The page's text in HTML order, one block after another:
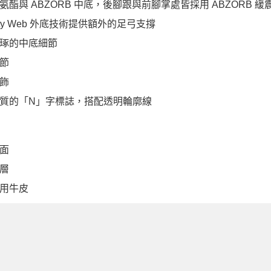
酯與 ABZORB 中底，後腳跟與前腳掌處皆採用 ABZORB 緩
Web 外底技術提供額外的足弓支撐
的中底細節
的「N」字標誌，搭配透明輪廓線
牛皮